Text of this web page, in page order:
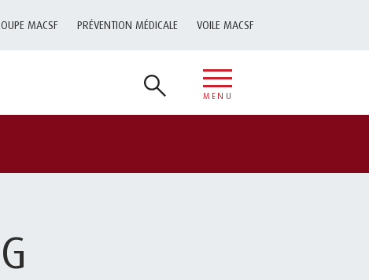
MACSF PRÉVENTION MÉDICALE VOILE MACSF
MENU